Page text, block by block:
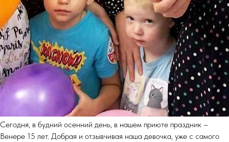
Сегодня, в будний осенний день, в нашем приюте праздник –
Венере 15 лет. Добрая и отзывчивая наша девочка, уже с самого